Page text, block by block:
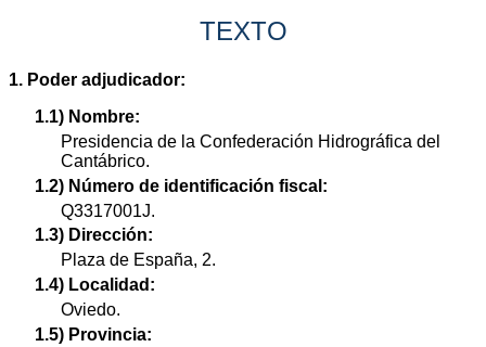
TEXTO
1. Poder adjudicador:
1.1) Nombre:
Presidencia de la Confederación Hidrográfica del
Cantábrico.
1.2) Número de identificación fiscal:
Q3317001J.
1.3) Dirección:
Plaza de España, 2.
1.4) Localidad:
Oviedo.
1.5) Provincia: